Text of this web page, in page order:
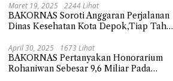
Maret 19, 2025 2244 Lihat
BAKORNAS Soroti Anggaran Perjalanan
Dinas Kesehatan Kota Depok,Tiap Tahun
April 30, 2025 1673 Lihat
BAKORNAS Pertanyakan Honorarium
Rohaniwan Sebesar 9,6 Miliar Pada